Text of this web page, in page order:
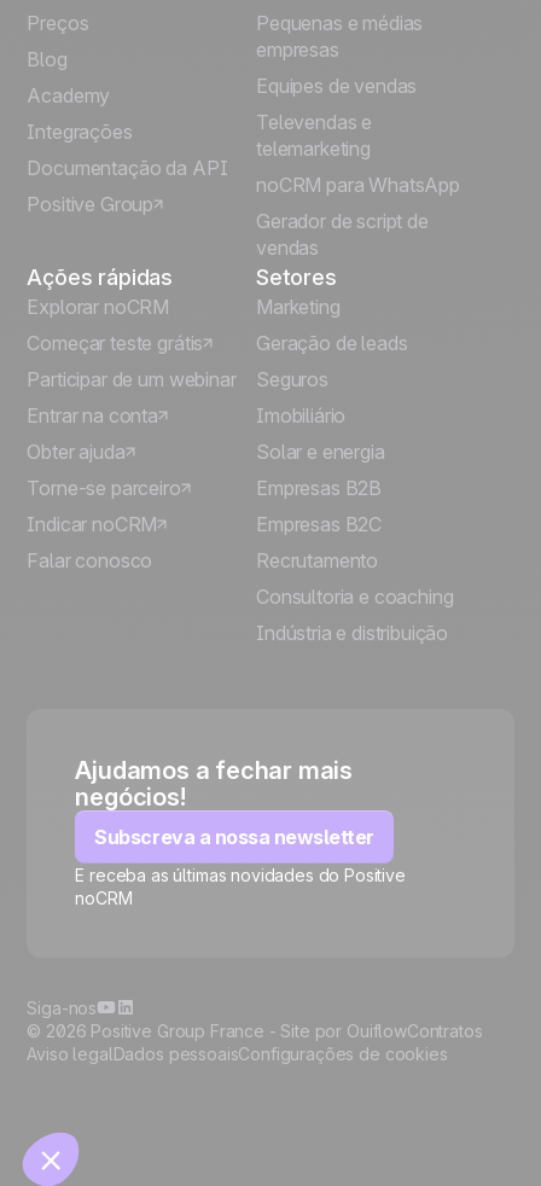
Manage cookies
Français
Español
Italiano
Deutsch
Preços
Blog
Academy
Integrações
Documentação da API
Positive Group
Pequenas e médias
empresas
Equipes de vendas
Televendas e
telemarketing
noCRM para WhatsApp
Gerador de script de
vendas
Ações rápidas
Explorar noCRM
Começar teste grátis
Participar de um webinar
Entrar na conta
Obter ajuda
Torne-se parceiro
Indicar noCRM
Falar conosco
Setores
Marketing
Geração de leads
Seguros
Imobiliário
Solar e energia
Empresas B2B
Empresas B2C
Recrutamento
Consultoria e coaching
Indústria e distribuição
Ajudamos a fechar mais
negócios!
Subscreva a nossa newsletter
E receba as últimas novidades do Positive
noCRM
© 2026 Positive Group France - Site por OuiflowContratos
Aviso legalDados pessoaisConfigurações de cookies
Siga-nos